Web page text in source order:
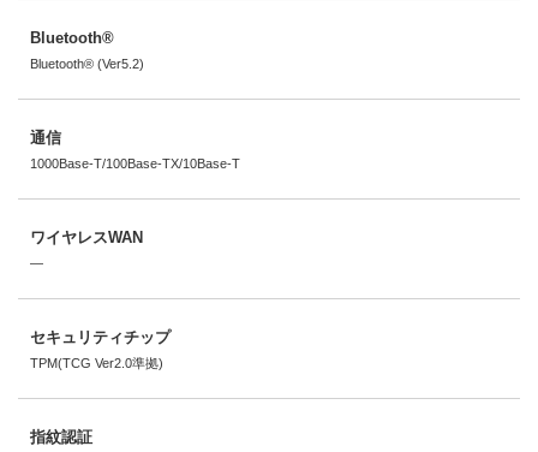
Bluetooth®
Bluetooth® (Ver5.2)
通信
1000Base-T/100Base-TX/10Base-T
ワイヤレスWAN
―
セキュリティチップ
TPM(TCG Ver2.0準拠)
指紋認証